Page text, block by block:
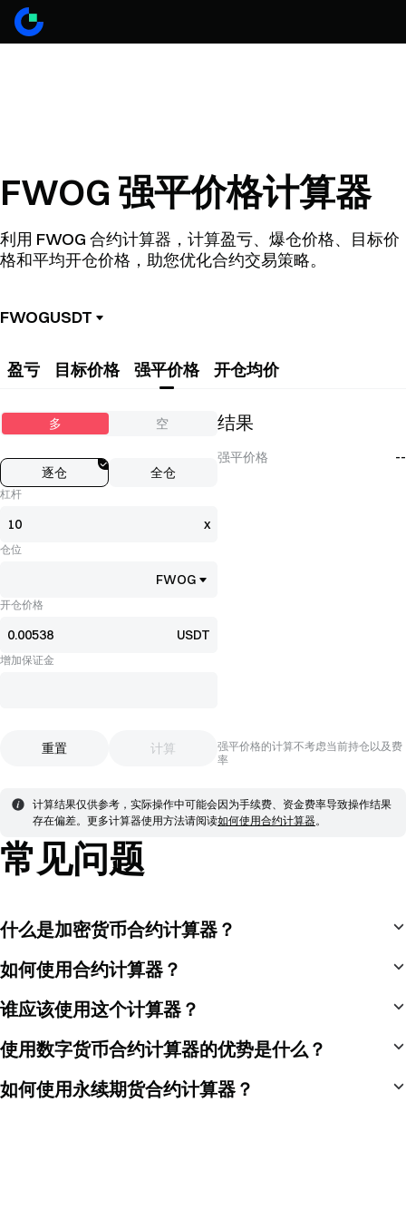
FWOG 强平价格计算器
利用 FWOG 合约计算器，计算盈亏、爆仓价格、目标价
格和平均开仓价格，助您优化合约交易策略。
FWOGUSDT
盈亏 目标价格 强平价格 开仓均价
多 空
逐仓 全仓
杠杆
x
仓位
FWOG
开仓价格
USDT
增加保证金
重置 计算
结果
强平价格 --
强平价格的计算不考虑当前持仓以及费
率
计算结果仅供参考，实际操作中可能会因为手续费、资金费率导致操作结果
存在偏差。 更多计算器使用方法请阅读如何使用合约计算器。
常见问题
什么是加密货币合约计算器？
如何使用合约计算器？
谁应该使用这个计算器？
使用数字货币合约计算器的优势是什么？
如何使用永续期货合约计算器？